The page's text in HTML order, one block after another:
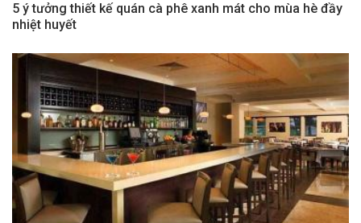
5 ý tưởng thiết kế quán cà phê xanh mát cho mùa hè đầy
nhiệt huyết